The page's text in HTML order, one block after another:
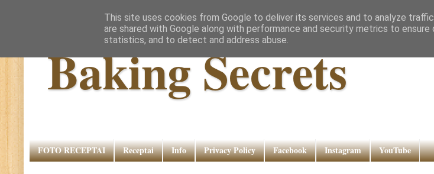
Baking Secrets
FOTO RECEPTAI Receptai Info Privacy Policy Facebook Instagram YouTube
This site uses cookies from Google to deliver its services and to analyze
are shared with Google along with performance and security metrics to
statistics, and to detect and address abuse.